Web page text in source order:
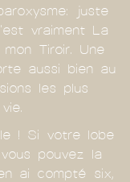
juste
vraiment La
Tiroir. Une
aussi bien au
les plus
! Si votre lobe
pouvez la
ai compté six,